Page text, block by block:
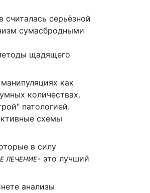
серьёзной
сумасбродными
щадящего
как
количествах.
патологией.
схемы
в силу
ЛЕЧЕНИЕ- это лучший
анализы